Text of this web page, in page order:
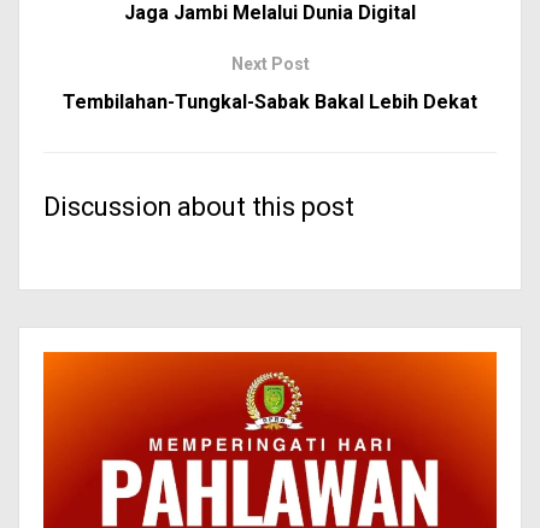
Jaga Jambi Melalui Dunia Digital
Next Post
Tembilahan-Tungkal-Sabak Bakal Lebih Dekat
Discussion about this post